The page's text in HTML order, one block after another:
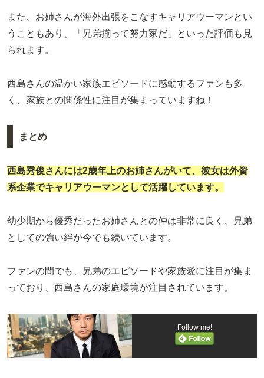
また、お姉さんが海外出張をこなすキャリアウーマンとい
うこともあり、「兄弟揃って努力家だ」といった評価も見
られます。
西島さんの温かい家族エピソードに感動するファンも多
く、家族との関係性に注目が集まっていますね！
まとめ
西島秀俊さんには2歳年上のお姉さんがいて、彼女は外資
系企業でキャリアウーマンとして活躍しています。
幼少期から優秀だったお姉さんとの仲は非常に良く、兄弟
としての強い絆が今でも続いています。
ファンの間でも、兄弟のエピソードや家族愛に注目が集ま
っており、西島さんの家庭環境が注目されています。
Follow me!